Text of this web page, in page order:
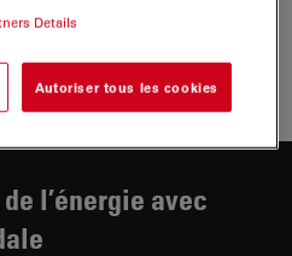
des cellules et
l’énergie avec
Details
Autoriser tous les cookies